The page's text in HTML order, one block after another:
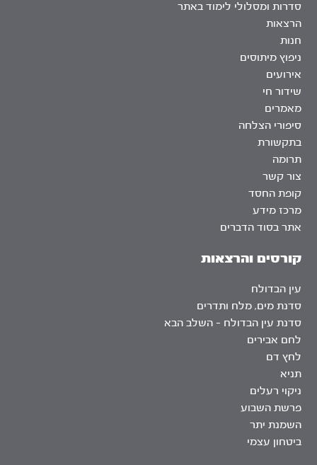
סדרות ומסלולי לימוד באתר
הרצאות
חנות
ניפוץ מיתוסים
אירועים
שידור חי
מאמרים
סיפורי הצלחה
בתקשורת
תרומה
צור קשר
קופת החסד
מרכז מידע
אתר בסוד הדברים
קורסים והרצאות
עין הבדולח
סדנת מים, מלח ותדרים
סדנת עין הבדולח – השלב הבא
לחם אבירים
לחץ דם
תניא
ניקוי רעלים
פרשת השבוע
השמנת יתר
ביטחון עצמי